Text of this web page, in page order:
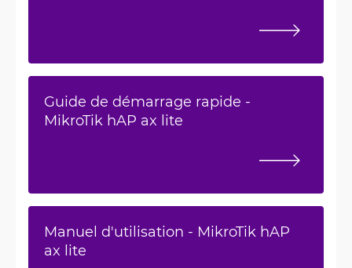
Guide de démarrage rapide -
MikroTik hAP ax lite
Manuel d'utilisation - MikroTik hAP
ax lite